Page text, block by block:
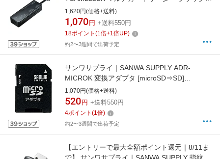
[USB2.0 /スマホ・タブレット対応]
1,620円(価格+送料)
1,070 円 +送料550円
18ポイント (1倍+1倍UP)
約2〜3週間で出荷予定
サンワサプライ｜SANWA SUPPLY ADR-
MICROK 変換アダプタ [microSD⇒SD]
[ADRMICROK]
1,070円(価格+送料)
520 円 +送料550円
4ポイント (1倍)
約2〜3週間で出荷予定
【エントリーで最大全額ポイント還元｜8/11ま